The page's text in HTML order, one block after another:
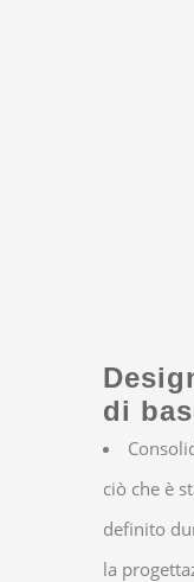
di
ciò che è
definito
la